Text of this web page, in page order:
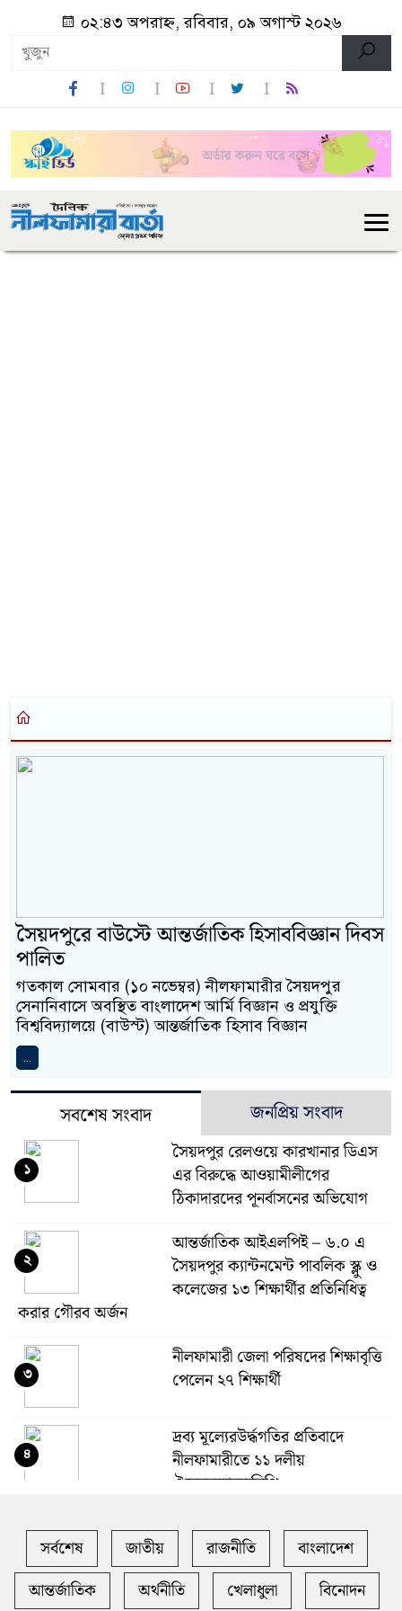
০২:৪৩ অপরাহ্ন, রবিবার, ০৯ অগাস্ট ২০২৬
সৈয়দপুরে বাউস্টে আন্তর্জাতিক হিসাববিজ্ঞান দিবস
পালিত
গতকাল সোমবার (১০ নভেম্বর) নীলফামারীর সৈয়দপুর
সেনানিবাসে অবস্থিত বাংলাদেশ আর্মি বিজ্ঞান ও প্রযুক্তি
বিশ্ববিদ্যালয়ে (বাউস্ট) আন্তর্জাতিক হিসাব বিজ্ঞান
...
সবশেষ সংবাদ জনপ্রিয় সংবাদ
সৈয়দপুর রেলওয়ে কারখানার ডিএস
এর বিরুদ্ধে আওয়ামীলীগের
ঠিকাদারদের পূনর্বাসনের অভিযোগ
১
আন্তর্জাতিক আইএলপিই – ৬.০ এ
সৈয়দপুর ক্যান্টনমেন্ট পাবলিক স্ক্লু ও
কলেজের ১৩ শিক্ষার্থীর প্রতিনিধিত্ব
করার গৌরব অর্জন
২
নীলফামারী জেলা পরিষদের শিক্ষাবৃত্তি
পেলেন ২৭ শিক্ষার্থী
৩
দ্রব্য মূল্যেরউর্দ্ধগতির প্রতিবাদে
নীলফামারীতে ১১ দলীয়
ঐক্যেরস্মারকলিপি
৪
আন্তর্জাতিক শিক্ষা নেতৃত্বের সম্মাননা
পেলেন সৈয়দপুর ক্যান্টনমেন্ট
সর্বশেষ জাতীয় রাজনীতি
বাংলাদেশ
আন্তর্জাতিক
অর্থনীতি খেলাধুলা
বিনোদন